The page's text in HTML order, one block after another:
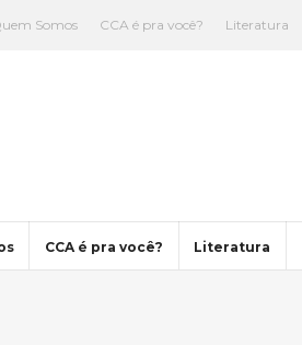
Somos CCA é pra você? Literatura
CCA é pra você? Literatura